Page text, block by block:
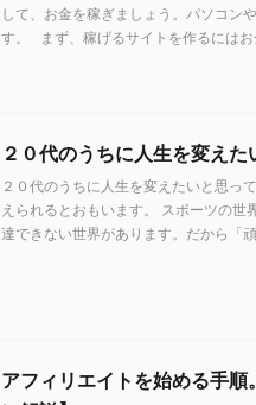
して、お金を稼ぎましょう。パソコン
す。 まず、稼げるサイトを作るにはお
２０代のうちに人生を変えた
２０代のうちに人生を変えたいと思っ
えられるとおもいます。 スポーツの世
達できない世界があります。だから「
アフィリエイトを始める手